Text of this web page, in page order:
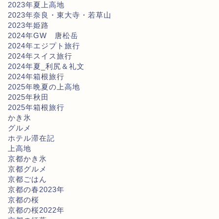
2023年夏上高地
2023年奈良・東大寺・若草山
2023年姫路
2024年GW 唐松岳
2024年エジプト旅行
2024年スイス旅行
2024年夏_利尻＆礼文
2024年箱根旅行
2025年晩夏の上高地
2025年秋田
2025年箱根旅行
かき氷
グルメ
ホテル滞在記
上高地
京都かき氷
京都グルメ
京都ごはん
京都の春2023年
京都の桜
京都の桜2022年